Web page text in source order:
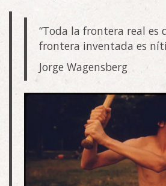
“Toda la frontera real es
frontera inventada es
Jorge Wagensberg